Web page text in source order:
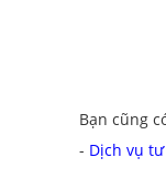
Bạn cũng
- Dịch vụ